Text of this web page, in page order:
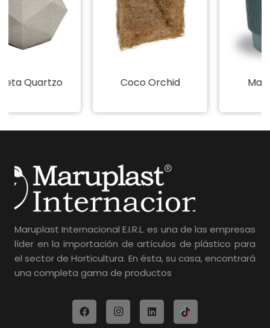
Coco Orchid Maceta Elsa
Maruplast Internacional E.I.R.L. es una de las empresas
líder en la importación de artículos de plástico para
el sector de Horticultura. En ésta, su casa, encontrará
una completa gama de productos